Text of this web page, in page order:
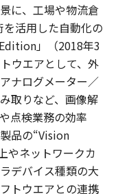
に、工場や物流倉
活用した自動化の
」（2018年3
ウエアとして、外
ナログメーター／
取りなど、画像解
点検業務の効率
品の“Vision
やネットワークカ
デバイス種類の大
トウエアとの連携